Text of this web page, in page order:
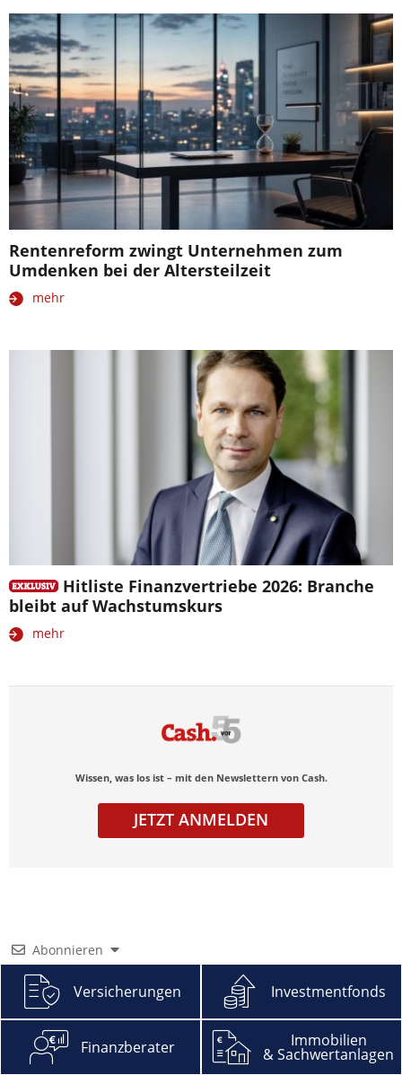
Rentenreform zwingt Unternehmen zum
Umdenken bei der Altersteilzeit
mehr
Hitliste Finanzvertriebe 2026: Branche
bleibt auf Wachstumskurs
mehr
Wissen, was los ist – mit den Newslettern von Cash.
JETZT ANMELDEN
Abonnieren
Versicherungen Investmentfonds
Finanzberater Immobilien
& Sachwertanlagen